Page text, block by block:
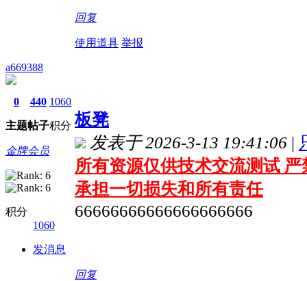
回复
使用道具 举报
a669388
0
主题
440
帖子
1060
积分
金牌会员
积分
1060
发消息
板凳
发表于 2026-3-13 19:41:06 |
所有资源仅供技术交流测试
承担一切损失和所有责任
66666666666666666666
回复